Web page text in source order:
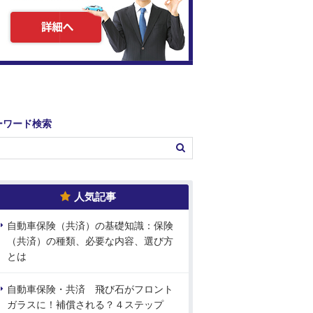
ワード検索
人気記事
自動車保険（共済）の基礎知識：保険
（共済）の種類、必要な内容、選び方
とは
自動車保険・共済 飛び石がフロント
ガラスに！補償される？４ステップ